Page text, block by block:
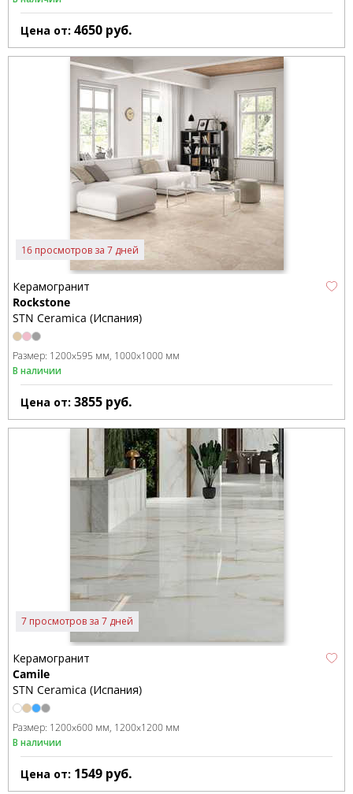
Цена от: 4650 руб.
16 просмотров за 7 дней
Керамогранит
Rockstone
STN Ceramica (Испания)
Размер: 1200x595 мм 1000x1000 мм
В наличии
Цена от: 3855 руб.
7 просмотров за 7 дней
Керамогранит
Camile
STN Ceramica (Испания)
Размер: 1200x600 мм 1200x1200 мм
В наличии
Цена от: 1549 руб.